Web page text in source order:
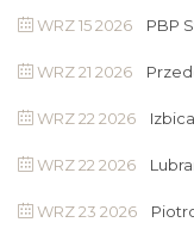
WRZ 15 2026 PBP
WRZ 21 2026
WRZ 22 2026
WRZ 22 2026
WRZ 23 2026